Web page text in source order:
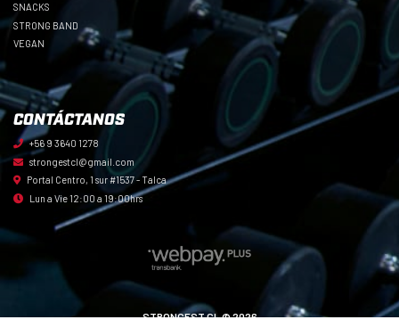
SNACKS
STRONG BAND
VEGAN
CONTÁCTANOS
+56 9 3640 1278
strongestcl@gmail.com
Portal Centro, 1 sur #1537 - Talca
Lun a Vie 12:00 a 19:00hrs
STRONGEST.CL © 2026